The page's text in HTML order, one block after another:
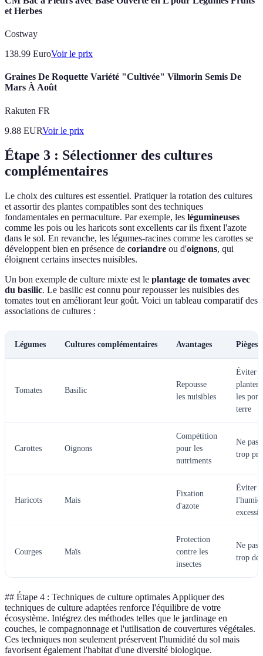
et Herbes
Costway
138.99 EuroVoir le prix
Graines De Roquette Variété "Cultivée" Vilmorin Semis De
Mars À Août
Rakuten FR
9.88 EURVoir le prix
Étape 3 : Sélectionner des cultures
complémentaires
Le choix des cultures est essentiel. Pratiquer la rotation des cultures
et assortir des plantes compatibles sont des techniques
fondamentales en permaculture. Par exemple, les légumineuses
comme les pois ou les haricots sont excellents car ils fixent l'azote
dans le sol. En revanche, les légumes-racines comme les carottes se
développent bien en présence de coriandre ou d'oignons, qui
éloignent certains insectes nuisibles.
Un bon exemple de culture mixte est le plantage de tomates avec
du basilic. Le basilic est connu pour repousser les nuisibles des
tomates tout en améliorant leur goût. Voici un tableau comparatif des
associations de cultures :
Légumes Cultures complémentaires Avantages Pièges
Tomates Basilic
Repousse
les nuisibles
Éviter
planter
les
terre
Carottes Oignons
Compétition
pour les
nutriments
Ne pas
trop
Haricots Mais
Fixation
d'azote
Éviter
Courges Maïs
Protection
contre les
insectes
Ne pas
trop
## Étape 4 : Techniques de culture optimales Appliquer des
techniques de culture adaptées renforce l'équilibre de votre
écosystème. Intégrez des méthodes telles que le jardinage en
couches, le compagnonnage et l'utilisation de couvertures végétales.
Ces techniques non seulement préservent l'humidité du sol mais
favorisent également l'habitat d'une diversité biologique.